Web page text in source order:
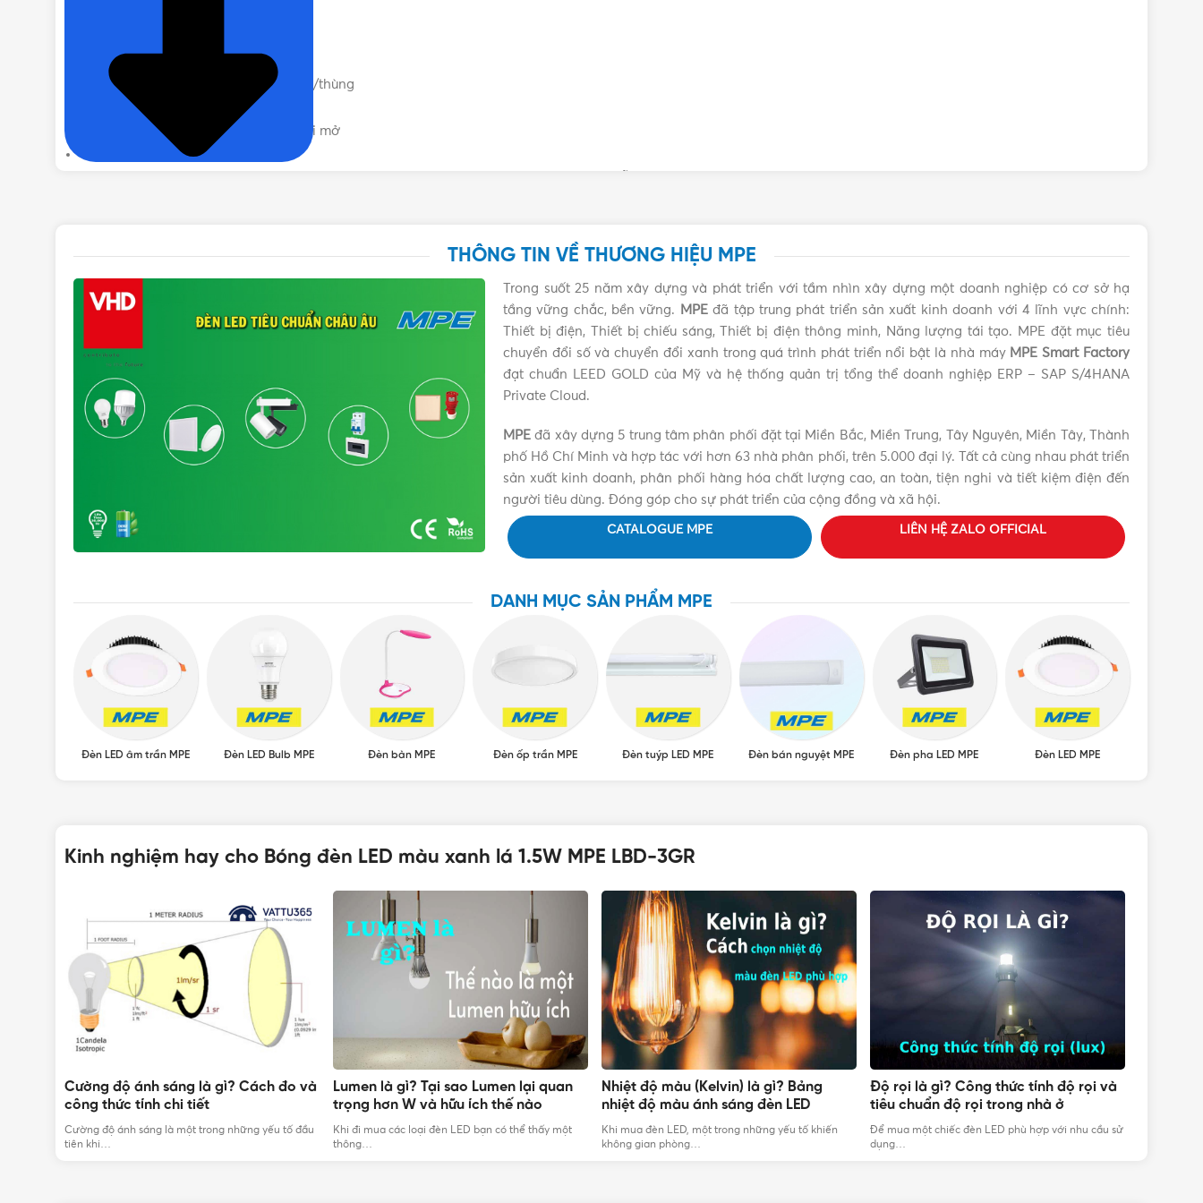
Size: Ø45mm x 70 mm
Quy cách đóng gói: 1 cái/hộp, 100 cái/thùng
Tiêu chuẩn châu Âu CE-RoHS
Instant Light 0s 100% Sáng tức thì khi mở
Vỏ đèn bằng nhựa chống va đập.
Liên hệ mua Bóng đèn LED màu xanh lá 1.5W MPE LBD-3GR Chính hãng, Giá tốt, Uy tín
Vui lòng liên hệ Vật Tư 365 theo các kênh bên dưới để được tư vấn mua sản phẩm Bóng đèn LED màu xanh lá 1.5W MPE LBD-3GR chính hãng với giá tốt nhất
nhé! Rất hân hạnh được phục vụ Quý khách.
VẬT TƯ 365 - NHÀ PHÂN PHỐI THIẾT BỊ ĐIỆN NƯỚC CHUYÊN NGHIỆP
Hotline:0912917977
THÔNG TIN VỀ THƯƠNG HIỆU MPE
Trong suốt 25 năm xây dựng và phát triển với tầm nhìn xây dựng một doanh nghiệp có cơ sở hạ
tầng vững chắc, bền vững.
MPEđã tập trung phát triển sản xuất kinh doanh với 4 lĩnh vực chính:
Thiết bị điện, Thiết bị chiếu sáng, Thiết bị điện thông minh, Năng lượng tái tạo. MPE đặt mục tiêu
chuyển đổi số và chuyển đổi xanh trong quá trình phát triển nổi bật là nhà máy MPE Smart Factory
đạt chuẩn LEED GOLD của Mỹ và hệ thống quản trị tổng thể doanh nghiệp ERP – SAP S/4HANA
Private Cloud.
MPE đã xây dựng 5 trung tâm phân phối đặt tại Miền Bắc, Miền Trung, Tây Nguyên, Miền Tây, Thành
phố Hồ Chí Minh và hợp tác với hơn 63 nhà phân phối, trên 5.000 đại lý. Tất cả cùng nhau phát triển
sản xuất kinh doanh, phân phối hàng hóa chất lượng cao, an toàn, tiện nghi và tiết kiệm điện đến
người tiêu dùng. Đóng góp cho sự phát triển của cộng đồng và xã hội.
CATALOGUE MPE LIÊN HỆ ZALO OFFICIAL
DANH MỤC SẢN PHẨM MPE
Đèn LED âm trần MPE Đèn LED Bulb MPE Đèn bàn MPE Đèn ốp trần MPE Đèn tuýp LED MPE Đèn bán nguyệt MPE Đèn pha LED MPE Đèn LED MPE
Kinh nghiệm hay cho Bóng đèn LED màu xanh lá 1.5W MPE LBD-3GR
Cường độ ánh sáng là gì? Cách đo và
công thức tính chi tiết
Cường độ ánh sáng là một trong những yếu tố đầu
tiên khi…
Lumen là gì? Tại sao Lumen lại quan
trọng hơn W và hữu ích thế nào
Khi đi mua các loại đèn LED bạn có thể thấy một
thông…
Nhiệt độ màu (Kelvin) là gì? Bảng
nhiệt độ màu ánh sáng đèn LED
Khi mua đèn LED, một trong những yếu tố khiến
không gian phòng…
Độ rọi là gì? Công thức tính độ rọi và
tiêu chuẩn độ rọi trong nhà ở
Để mua một chiếc đèn LED phù hợp với nhu cầu sử
dụng…